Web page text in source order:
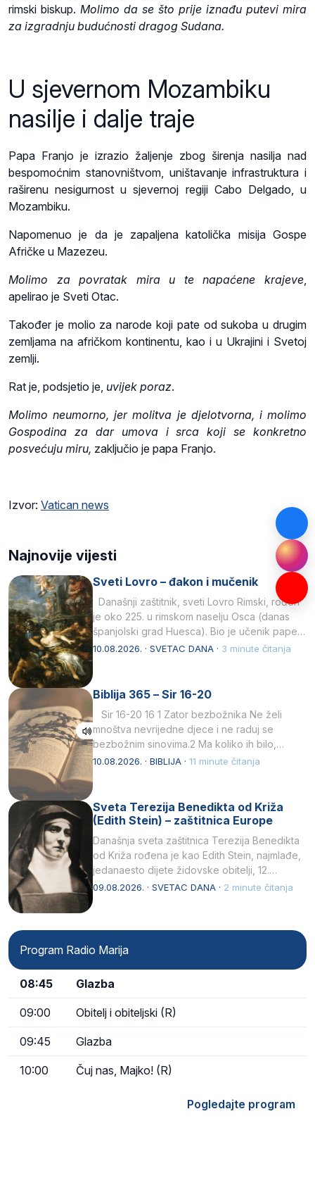
rimski biskup. Molimo da se što prije iznađu putevi mira
za izgradnju budućnosti dragog Sudana.
U sjevernom Mozambiku
nasilje i dalje traje
Papa Franjo je izrazio žaljenje zbog širenja nasilja nad
bespomoćnim stanovništvom, uništavanje infrastruktura i
raširenu nesigurnost u sjevernoj regiji Cabo Delgado, u
Mozambiku.
Napomenuo je da je zapaljena katolička misija Gospe
Afričke u Mazezeu.
Molimo za povratak mira u te napaćene krajeve
apelirao je Sveti Otac.
Također je molio za narode koji pate od sukoba u drugim
zemljama na afričkom kontinentu, kao i u Ukrajini i Svetoj
zemlji.
Rat je, podsjetio je, uvijek poraz.
Molimo neumorno, jer molitva je djelotvorna, i molimo
Gospodina za dar umova i srca koji se konkretno
posvećuju miru, zaključio je papa Franjo.
Izvor: Vatican news
Najnovije vijesti
Sveti Lovro – đakon i mučenik
Današnji zaštitnik, sveti Lovro Rimski, rođen
je oko 225. u rimskom naselju Osca (danas
španjolski grad Huesca). Bio je učenik pape…
10.08.2026. · SVETAC DANA · 3 minute čitanja
Biblija 365 – Sir 16-20
Sir 16-20 16 1 Zator bezbožnika Ne želi
mnoštva nevrijedne djece i ne raduj se
bezbožnim sinovima.2 Ma koliko ih bilo,…
10.08.2026. · BIBLIJA · 11 minute čitanja
Sveta Terezija Benedikta od Križa
(Edith Stein) – zaštitnica Europe
Današnja sveta zaštitnica Terezija Benedikta
od Križa rođena je kao Edith Stein, najmlađe,
jedanaesto dijete židovske obitelji, 12.
listopada 1891, u Wrocławu…
09.08.2026. · SVETAC DANA · 2 minute čitanja
Program Radio Marija
08:45 Glazba
09:00 Obitelj i obiteljski (R)
09:45 Glazba
10:00 Čuj nas, Majko! (R)
Pogledajte program